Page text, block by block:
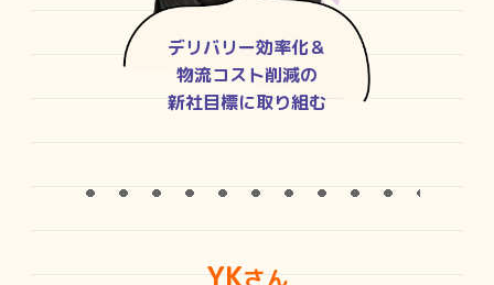
デリバリー効率化＆
物流コスト削減の
新社目標に取り組む
YK